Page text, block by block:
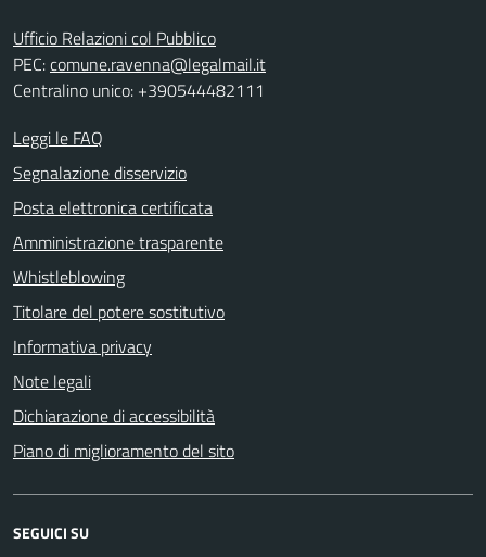
Ufficio Relazioni col Pubblico
PEC:comune.ravenna@legalmail.it
Centralino unico: +390544482111
Leggi le FAQ
Segnalazione disservizio
Posta elettronica certificata
Amministrazione trasparente
Whistleblowing
Titolare del potere sostitutivo
Informativa privacy
Note legali
Dichiarazione di accessibilità
Piano di miglioramento del sito
SEGUICI SU